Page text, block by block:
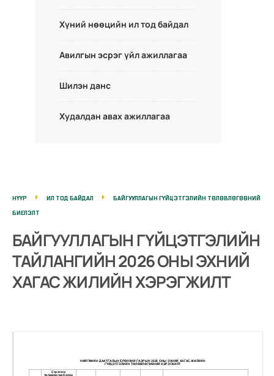
Хүний нөөцийн ил тод байдал
Авилгын эсрэг үйл ажиллагаа
Шилэн данс
Худалдан авах ажиллагаа
НҮҮР ИЛ ТОД БАЙДАЛ
БАЙГУУЛЛАГЫН ГҮЙЦЭТГЭЛИЙН ТӨЛӨВЛӨГӨӨНИЙ
БИЕЛЭЛТ
БАЙГУУЛЛАГЫН ГҮЙЦЭТГЭЛИЙН
ТАЙЛАНГИЙН 2026 ОНЫ ЭХНИЙ
ХАГАС ЖИЛИЙН ХЭРЭГЖИЛТ